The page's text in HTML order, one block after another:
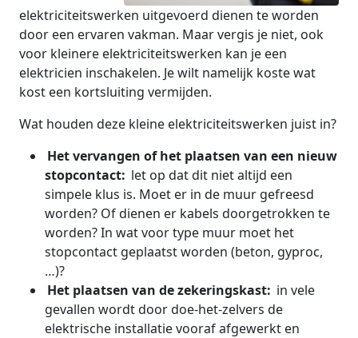
elektriciteitswerken uitgevoerd dienen te worden
door een ervaren vakman. Maar vergis je niet, ook
voor kleinere elektriciteitswerken kan je een
elektricien inschakelen. Je wilt namelijk koste wat
kost een kortsluiting vermijden.
Wat houden deze kleine elektriciteitswerken juist in?
Het vervangen of het plaatsen van een nieuw
stopcontact: let op dat dit niet altijd een
simpele klus is. Moet er in de muur gefreesd
worden? Of dienen er kabels doorgetrokken te
worden? In wat voor type muur moet het
stopcontact geplaatst worden (beton, gyproc,
…)?
Het plaatsen van de zekeringskast: in vele
gevallen wordt door doe-het-zelvers de
elektrische installatie vooraf afgewerkt en